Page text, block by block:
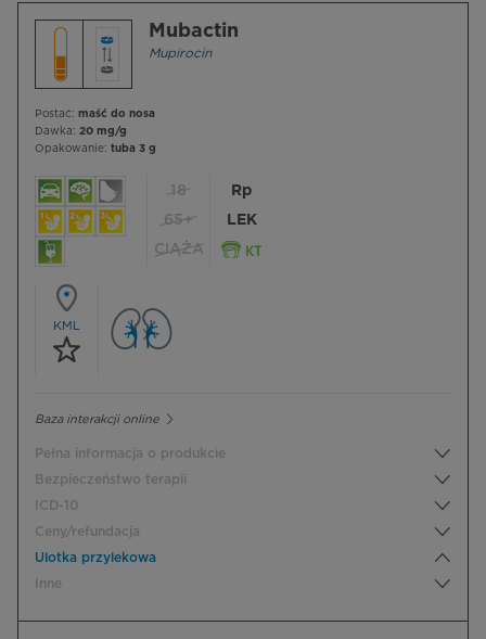
Mubactin
Mupirocin
Postać: maść do nosa
Dawka: 20 mg/g
Opakowanie: tuba 3 g
18
65+
CIĄŻA
Rp
LEK
KML
Baza interakcji online
Pełna informacja o produkcie
Bezpieczeństwo terapii
ICD-10
Ceny/refundacja
Ulotka przylekowa
Inne